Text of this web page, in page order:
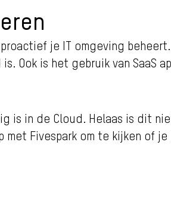
je IT omgeving
Ook is het gebruik van SaaS
is in de Cloud. Helaas is dit
Fivespark om te kijken of